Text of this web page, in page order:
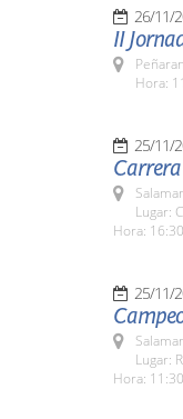
26/11/
II
Hora:
25/11/
Lugar:
Hora:
25/11/
Lugar:
Hora: